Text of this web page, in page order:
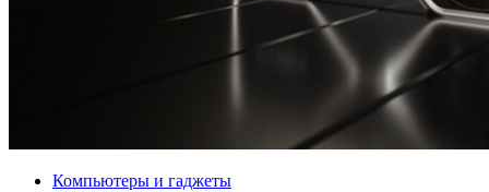
Компьютеры и гаджеты